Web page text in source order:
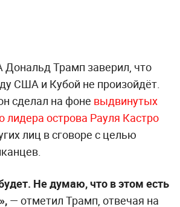
Трамп заверил, что
США и Кубой не произойдёт.
сделал на фоне выдвинутых
лидера острова Рауля Кастро
лиц в сговоре с целью
Не думаю, что в этом есть
— отметил Трамп, отвечая на